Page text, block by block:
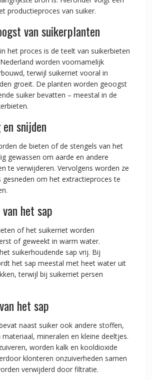
productieproces van suiker.
van suikerplanten
het proces is de teelt van suikerbieten
worden voornamelijk
terwijl suikerriet vooral in
groeit. De planten worden geoogst
suiker bevatten – meestal in de
snijden
de bieten of de stengels van het
gewassen om aarde en andere
te verwijderen. Vervolgens worden ze
gesneden om het extractieproces te
het sap
of het suikerriet worden
of geweekt in warm water.
suikerhoudende sap vrij. Bij
het sap meestal met heet water uit
terwijl bij suikerriet persen
het sap
naast suiker ook andere stoffen,
materiaal, mineralen en kleine deeltjes.
worden kalk en kooldioxide
klonteren onzuiverheden samen
verwijderd door filtratie.